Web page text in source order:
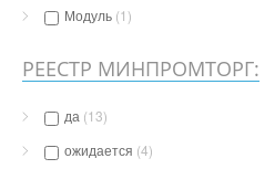
Модуль (1)
РЕЕСТР МИНПРОМТОРГ:
да (13)
ожидается (4)